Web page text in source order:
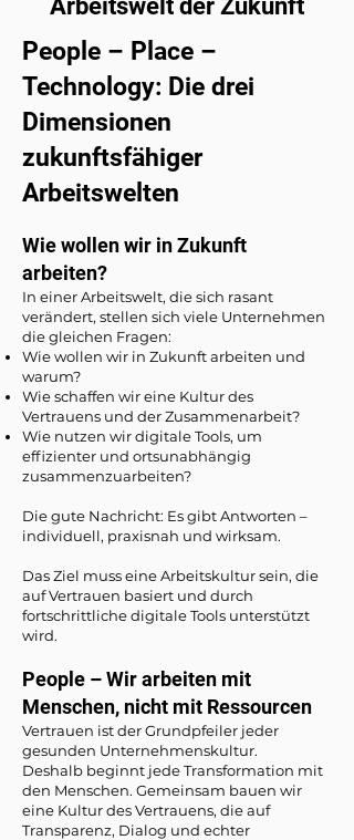
Arbeitswelt der Zukunft
People – Place –
Technology: Die drei
Dimensionen
zukunftsfähiger
Arbeitswelten
Wie wollen wir in Zukunft
arbeiten?
In einer Arbeitswelt, die sich rasant
verändert, stellen sich viele Unternehmen
die gleichen Fragen:
Wie wollen wir in Zukunft arbeiten und
warum?
Wie schaffen wir eine Kultur des
Vertrauens und der Zusammenarbeit?
Wie nutzen wir digitale Tools, um
effizienter und ortsunabhängig
zusammenzuarbeiten?
Die gute Nachricht: Es gibt Antworten –
individuell, praxisnah und wirksam.
Das Ziel muss eine Arbeitskultur sein, die
auf Vertrauen basiert und durch
fortschrittliche digitale Tools unterstützt
wird.
People – Wir arbeiten mit
Menschen, nicht mit Ressourcen
Vertrauen ist der Grundpfeiler jeder
gesunden Unternehmenskultur.
Deshalb beginnt jede Transformation mit
den Menschen. Gemeinsam bauen wir
eine Kultur des Vertrauens, die auf
Transparenz, Dialog und echter